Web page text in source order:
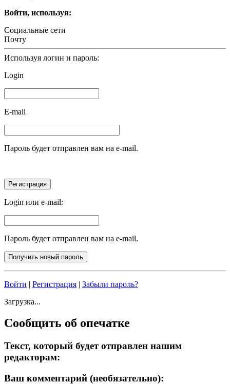
Войти, используя:
Социальные сети
Почту
Используя логин и пароль:
Login
E-mail
Пароль будет отправлен вам на e-mail.
Login или e-mail:
Пароль будет отправлен вам на e-mail.
Войти | Регистрация | Забыли пароль?
Загрузка...
Сообщить об опечатке
Текст, который будет отправлен нашим
редакторам:
Ваш комментарий (необязательно):